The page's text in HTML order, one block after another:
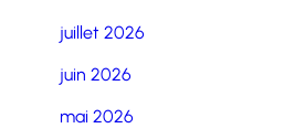
juillet 2026
juin 2026
mai 2026